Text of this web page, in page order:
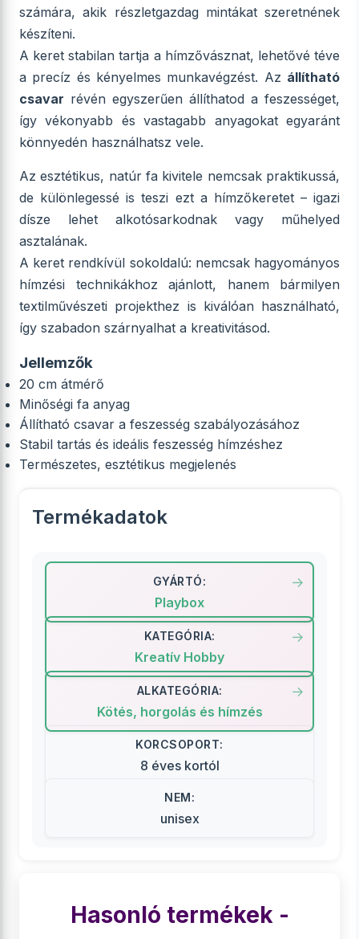
számára, akik részletgazdag mintákat szeretnének
készíteni.
A keret stabilan tartja a hímzővásznat, lehetővé téve
a precíz és kényelmes munkavégzést. Az állítható
csavar révén egyszerűen állíthatod a feszességet,
így vékonyabb és vastagabb anyagokat egyaránt
könnyedén használhatsz vele.
Az esztétikus, natúr fa kivitele nemcsak praktikussá,
de különlegessé is teszi ezt a hímzőkeretet – igazi
dísze lehet alkotósarkodnak vagy műhelyed
asztalának.
A keret rendkívül sokoldalú: nemcsak hagyományos
hímzési technikákhoz ajánlott, hanem bármilyen
textilművészeti projekthez is kiválóan használható,
így szabadon szárnyalhat a kreativitásod.
Jellemzők
20 cm átmérő
Minőségi fa anyag
Állítható csavar a feszesség szabályozásához
Stabil tartás és ideális feszesség hímzéshez
Természetes, esztétikus megjelenés
Termékadatok
GYÁRTÓ:
Playbox
KATEGÓRIA:
Kreatív Hobby
ALKATEGÓRIA:
Kötés, horgolás és hímzés
KORCSOPORT:
8 éves kortól
NEM:
unisex
Hasonló termékek -